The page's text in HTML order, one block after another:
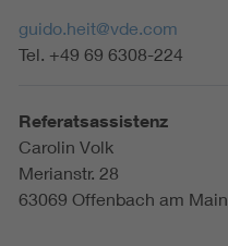
guido.heit@vde.com
Tel. +49 69 6308-224
Referatsassistenz
Carolin Volk
Merianstr. 28
63069 Offenbach am Main